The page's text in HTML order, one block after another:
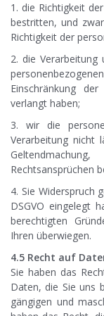
1. die Richtigkeit
bestritten, und
Richtigkeit der
2. die
Einschränkung
verlangt haben;
3. wir die
Verarbeitung nicht
Rechtsansprüchen
4. Sie Widerspruch
DSGVO eingelegt
berechtigten
Ihren überwiegen.
4.5 Recht auf
Sie haben das
Daten, die Sie uns
gängigen und